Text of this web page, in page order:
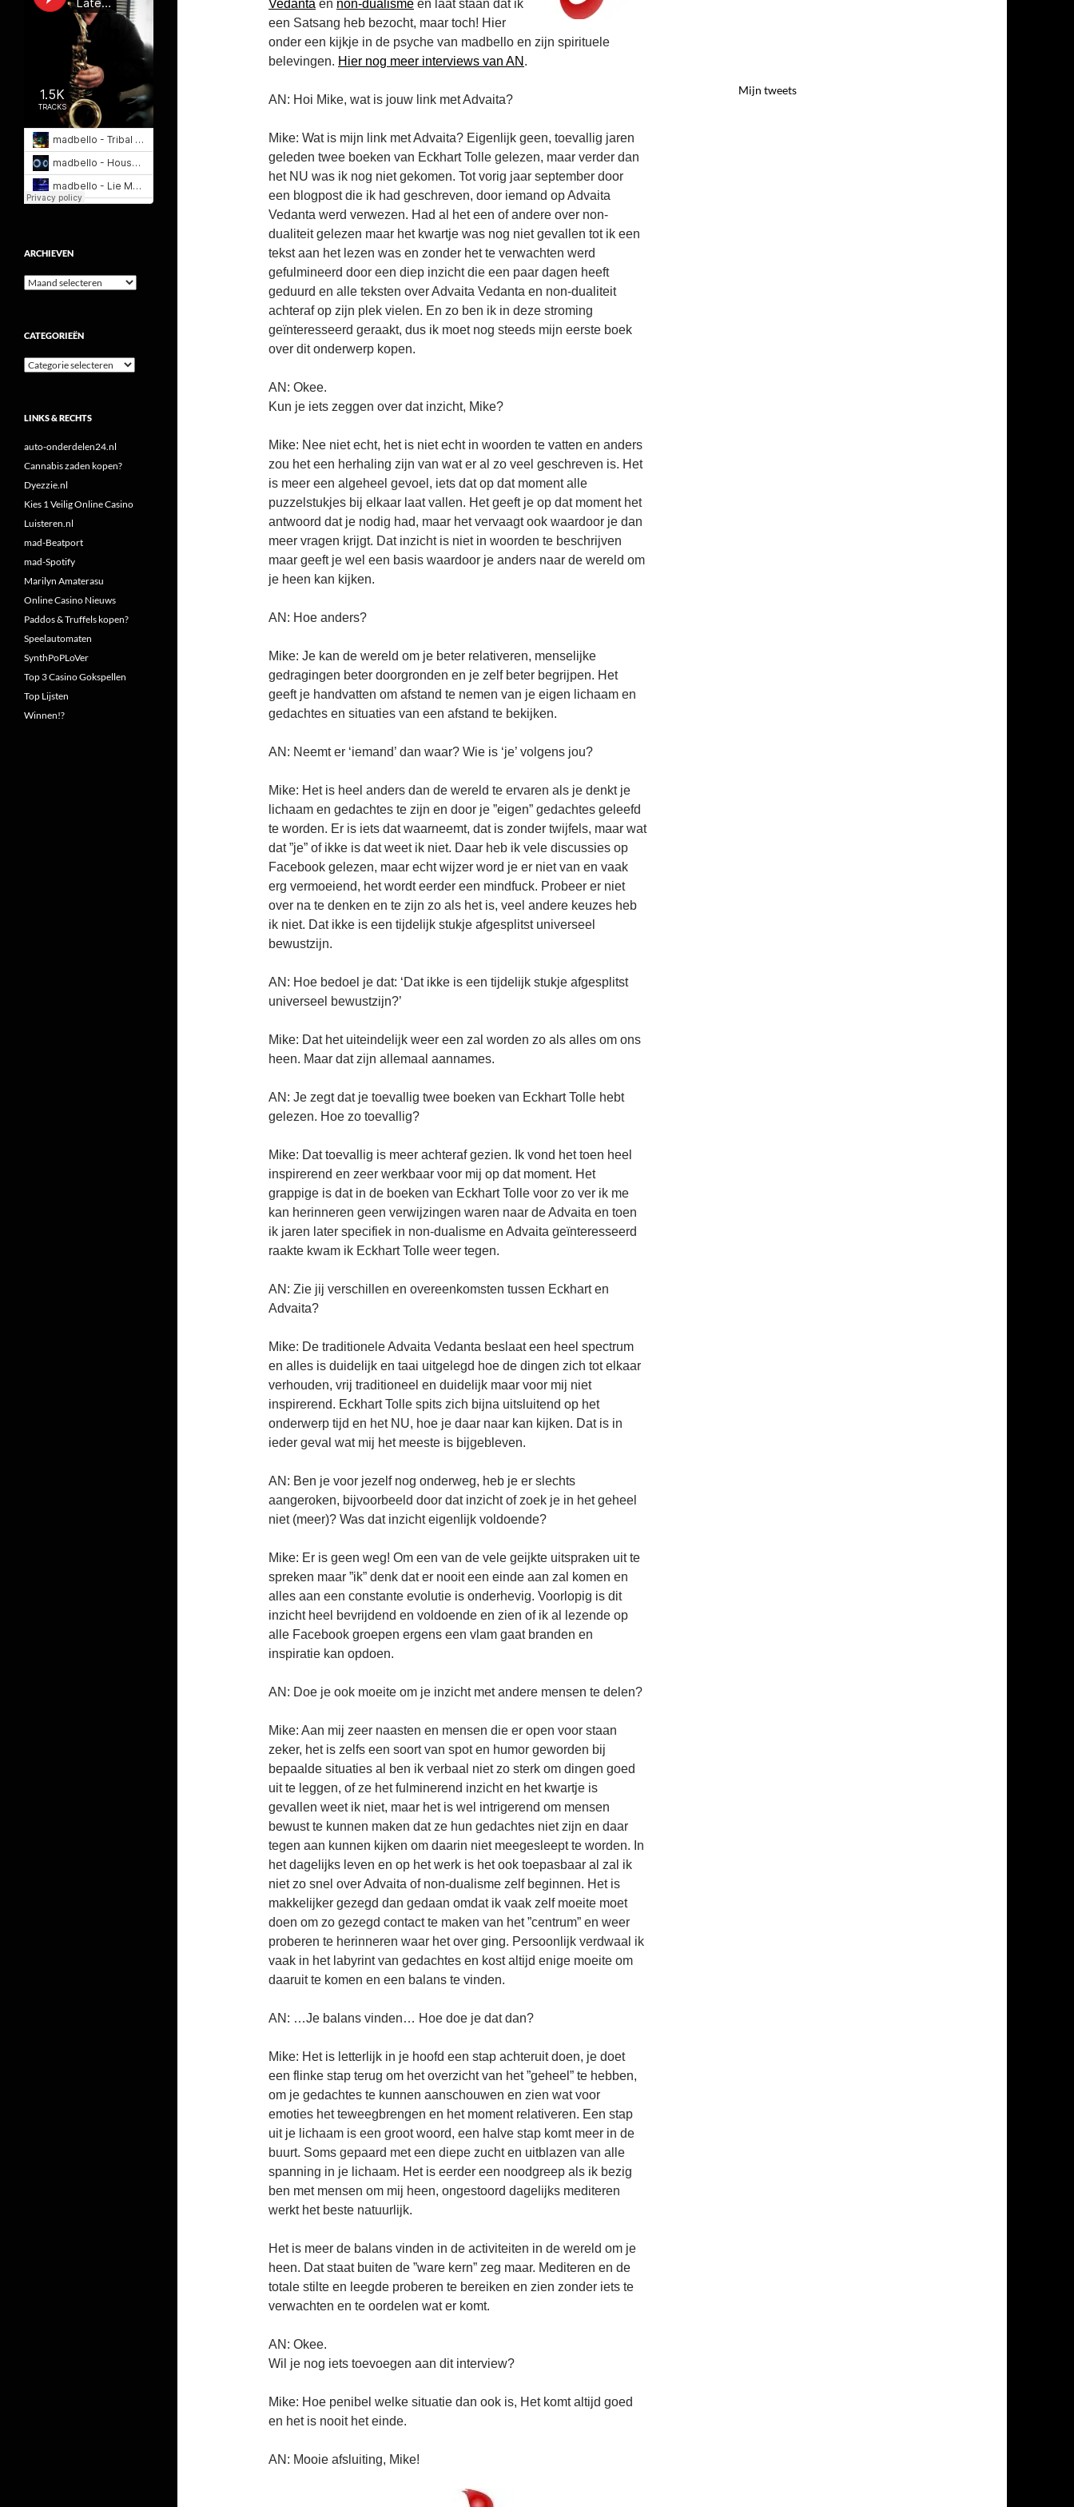
Vedanta en non-dualisme en laat staan dat ik
een Satsang heb bezocht, maar toch! Hier
onder een kijkje in de psyche van madbello en zijn spirituele
belevingen. Hier nog meer interviews van AN .
AN: Hoi Mike, wat is jouw link met Advaita?
Mike: Wat is mijn link met Advaita? Eigenlijk geen, toevallig jaren
geleden twee boeken van Eckhart Tolle gelezen, maar verder dan
het NU was ik nog niet gekomen. Tot vorig jaar september door
een blogpost die ik had geschreven, door iemand op Advaita
Vedanta werd verwezen. Had al het een of andere over non-
dualiteit gelezen maar het kwartje was nog niet gevallen tot ik een
tekst aan het lezen was en zonder het te verwachten werd
gefulmineerd door een diep inzicht die een paar dagen heeft
geduurd en alle teksten over Advaita Vedanta en non-dualiteit
achteraf op zijn plek vielen. En zo ben ik in deze stroming
geïnteresseerd geraakt, dus ik moet nog steeds mijn eerste boek
over dit onderwerp kopen.
AN: Okee.
Kun je iets zeggen over dat inzicht, Mike?
Mike: Nee niet echt, het is niet echt in woorden te vatten en anders
zou het een herhaling zijn van wat er al zo veel geschreven is. Het
is meer een algeheel gevoel, iets dat op dat moment alle
puzzelstukjes bij elkaar laat vallen. Het geeft je op dat moment het
antwoord dat je nodig had, maar het vervaagt ook waardoor je dan
meer vragen krijgt. Dat inzicht is niet in woorden te beschrijven
maar geeft je wel een basis waardoor je anders naar de wereld om
je heen kan kijken.
AN: Hoe anders?
Mike: Je kan de wereld om je beter relativeren, menselijke
gedragingen beter doorgronden en je zelf beter begrijpen. Het
geeft je handvatten om afstand te nemen van je eigen lichaam en
gedachtes en situaties van een afstand te bekijken.
AN: Neemt er ‘iemand’ dan waar? Wie is ‘je’ volgens jou?
Mike: Het is heel anders dan de wereld te ervaren als je denkt je
lichaam en gedachtes te zijn en door je ”eigen” gedachtes geleefd
te worden. Er is iets dat waarneemt, dat is zonder twijfels, maar wat
dat ”je” of ikke is dat weet ik niet. Daar heb ik vele discussies op
Facebook gelezen, maar echt wijzer word je er niet van en vaak
erg vermoeiend, het wordt eerder een mindfuck. Probeer er niet
over na te denken en te zijn zo als het is, veel andere keuzes heb
ik niet. Dat ikke is een tijdelijk stukje afgesplitst universeel
bewustzijn.
AN: Hoe bedoel je dat: ‘Dat ikke is een tijdelijk stukje afgesplitst
universeel bewustzijn?’
Mike: Dat het uiteindelijk weer een zal worden zo als alles om ons
heen. Maar dat zijn allemaal aannames.
AN: Je zegt dat je toevallig twee boeken van Eckhart Tolle hebt
gelezen. Hoe zo toevallig?
Mike: Dat toevallig is meer achteraf gezien. Ik vond het toen heel
inspirerend en zeer werkbaar voor mij op dat moment. Het
grappige is dat in de boeken van Eckhart Tolle voor zo ver ik me
kan herinneren geen verwijzingen waren naar de Advaita en toen
ik jaren later specifiek in non-dualisme en Advaita geïnteresseerd
raakte kwam ik Eckhart Tolle weer tegen.
AN: Zie jij verschillen en overeenkomsten tussen Eckhart en
Advaita?
Mike: De traditionele Advaita Vedanta beslaat een heel spectrum
en alles is duidelijk en taai uitgelegd hoe de dingen zich tot elkaar
verhouden, vrij traditioneel en duidelijk maar voor mij niet
inspirerend. Eckhart Tolle spits zich bijna uitsluitend op het
onderwerp tijd en het NU, hoe je daar naar kan kijken. Dat is in
ieder geval wat mij het meeste is bijgebleven.
AN: Ben je voor jezelf nog onderweg, heb je er slechts
aangeroken, bijvoorbeeld door dat inzicht of zoek je in het geheel
niet (meer)? Was dat inzicht eigenlijk voldoende?
Mike: Er is geen weg! Om een van de vele geijkte uitspraken uit te
spreken maar ”ik” denk dat er nooit een einde aan zal komen en
alles aan een constante evolutie is onderhevig. Voorlopig is dit
inzicht heel bevrijdend en voldoende en zien of ik al lezende op
alle Facebook groepen ergens een vlam gaat branden en
inspiratie kan opdoen.
AN: Doe je ook moeite om je inzicht met andere mensen te delen?
Mike: Aan mij zeer naasten en mensen die er open voor staan
zeker, het is zelfs een soort van spot en humor geworden bij
bepaalde situaties al ben ik verbaal niet zo sterk om dingen goed
uit te leggen, of ze het fulminerend inzicht en het kwartje is
gevallen weet ik niet, maar het is wel intrigerend om mensen
bewust te kunnen maken dat ze hun gedachtes niet zijn en daar
tegen aan kunnen kijken om daarin niet meegesleept te worden. In
het dagelijks leven en op het werk is het ook toepasbaar al zal ik
niet zo snel over Advaita of non-dualisme zelf beginnen. Het is
makkelijker gezegd dan gedaan omdat ik vaak zelf moeite moet
doen om zo gezegd contact te maken van het ”centrum” en weer
proberen te herinneren waar het over ging. Persoonlijk verdwaal ik
vaak in het labyrint van gedachtes en kost altijd enige moeite om
daaruit te komen en een balans te vinden.
AN: …Je balans vinden… Hoe doe je dat dan?
Mike: Het is letterlijk in je hoofd een stap achteruit doen, je doet
een flinke stap terug om het overzicht van het ”geheel” te hebben,
om je gedachtes te kunnen aanschouwen en zien wat voor
emoties het teweegbrengen en het moment relativeren. Een stap
uit je lichaam is een groot woord, een halve stap komt meer in de
buurt. Soms gepaard met een diepe zucht en uitblazen van alle
spanning in je lichaam. Het is eerder een noodgreep als ik bezig
ben met mensen om mij heen, ongestoord dagelijks mediteren
werkt het beste natuurlijk.
Het is meer de balans vinden in de activiteiten in de wereld om je
heen. Dat staat buiten de ”ware kern” zeg maar. Mediteren en de
totale stilte en leegde proberen te bereiken en zien zonder iets te
verwachten en te oordelen wat er komt.
AN: Okee.
Wil je nog iets toevoegen aan dit interview?
Mike: Hoe penibel welke situatie dan ook is, Het komt altijd goed
en het is nooit het einde.
AN: Mooie afsluiting, Mike!
Mijn tweets
ARCHIEVEN
Archieven
CATEGORIEËN
Categorieën
LINKS & RECHTS
auto-onderdelen24.nl
Cannabis zaden kopen?
Dyezzie.nl
Kies 1 Veilig Online Casino
Luisteren.nl
mad-Beatport
mad-Spotify
Marilyn Amaterasu
Online Casino Nieuws
Paddos & Truffels kopen?
Speelautomaten
SynthPoPLoVer
Top 3 Casino Gokspellen
Top Lijsten
Winnen!?